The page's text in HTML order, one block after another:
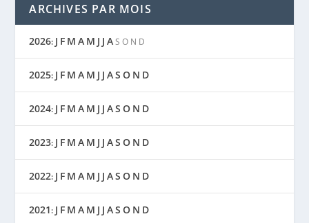
ARCHIVES PAR MOIS
2026: J F M A M J J A S O N D
2025: J F M A M J J AS O N D
2024: J F M A M J J AS O N D
2023: J F M A M J J AS O N D
2022: J F M A M J J AS O N D
2021: J F M A M J J AS O N D